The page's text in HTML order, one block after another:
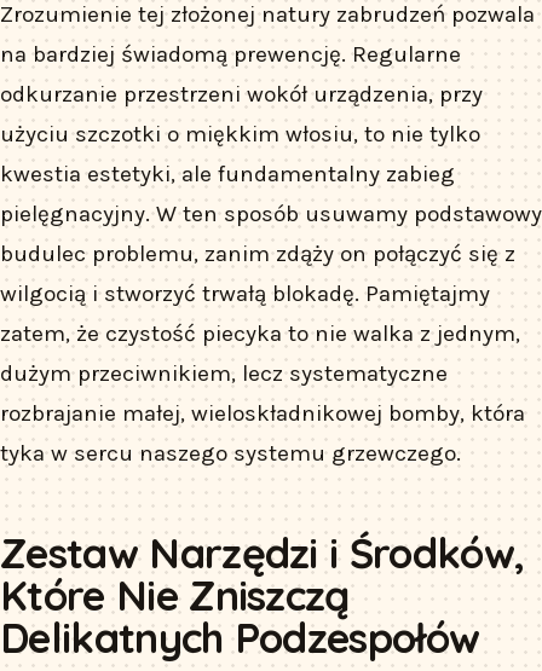
Zrozumienie tej złożonej natury zabrudzeń pozwala
na bardziej świadomą prewencję. Regularne
odkurzanie przestrzeni wokół urządzenia, przy
użyciu szczotki o miękkim włosiu, to nie tylko
kwestia estetyki, ale fundamentalny zabieg
pielęgnacyjny. W ten sposób usuwamy podstawowy
budulec problemu, zanim zdąży on połączyć się z
wilgocią i stworzyć trwałą blokadę. Pamiętajmy
zatem, że czystość piecyka to nie walka z jednym,
dużym przeciwnikiem, lecz systematyczne
rozbrajanie małej, wieloskładnikowej bomby, która
tyka w sercu naszego systemu grzewczego.
Zestaw Narzędzi i Środków,
Które Nie Zniszczą
Delikatnych Podzespołów